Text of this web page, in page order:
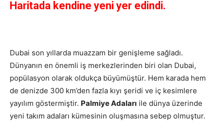
Haritada kendine yeni yer edindi.
Dubai son yıllarda muazzam bir genişleme sağladı.
Dünyanın en önemli iş merkezlerinden biri olan Dubai,
popülasyon olarak oldukça büyümüştür. Hem karada hem
de denizde 300 km’den fazla kıyı şeridi ve iç kesimlere
yayılım göstermiştir. Palmiye Adaları ile dünya üzerinde
yeni takım adaları kümesinin oluşmasına sebep olmuştur.